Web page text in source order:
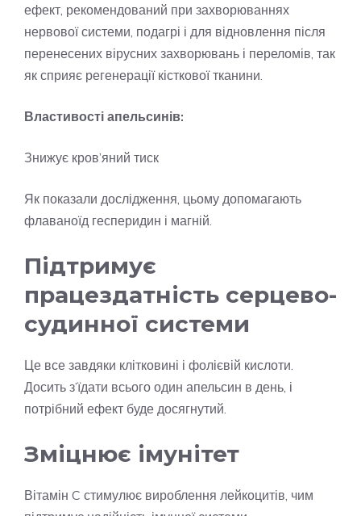
ефект, рекомендований при захворюваннях
нервової системи, подагрі і для відновлення після
перенесених вірусних захворювань і переломів, так
як сприяє регенерації кісткової тканини.
Властивості апельсинів:
Знижує кров’яний тиск
Як показали дослідження, цьому допомагають
флаваноїд гесперидин і магній.
Підтримує
працездатність серцево-
судинної системи
Це все завдяки клітковині і фолієвій кислоти.
Досить з’їдати всього один апельсин в день, і
потрібний ефект буде досягнутий.
Зміцнює імунітет
Вітамін C стимулює вироблення лейкоцитів, чим